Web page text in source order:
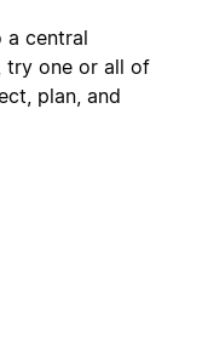
a central
try one or all of
plan, and